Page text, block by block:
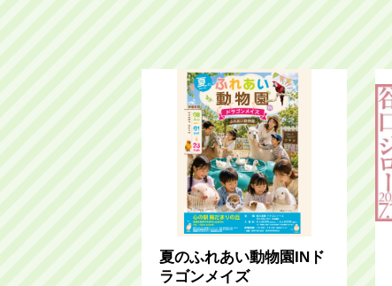
夏のふれあい動物園INド
ラゴンメイズ